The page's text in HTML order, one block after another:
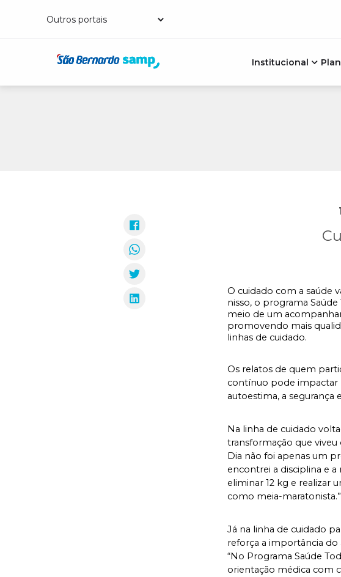
Institucional
O cuidado com a saúde
nisso, o programa
meio de um
promovendo mais
linhas de cuidado.
Os relatos de quem
contínuo pode impactar
autoestima, a segurança
Na linha de cuidado
transformação que viveu
Dia não foi apenas um
encontrei a disciplina e
eliminar 12 kg e realizar
como meia-maratonista.”
Já na linha de cuidado
reforça a importância
“No Programa Saúde
orientação médica com